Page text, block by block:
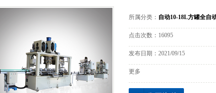
所属分类： 自动10-18L方罐全自
点击次数： 16095
发布日期： 2021/09/15
更多